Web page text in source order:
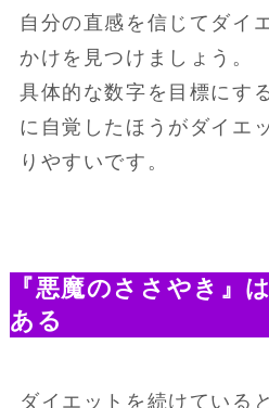
自分の直感を信じてダイ
かけを見つけましょう。
具体的な数字を目標にす
に自覚したほうがダイエ
りやすいです。
『悪魔のささやき』
ある
ダイエットを続けている